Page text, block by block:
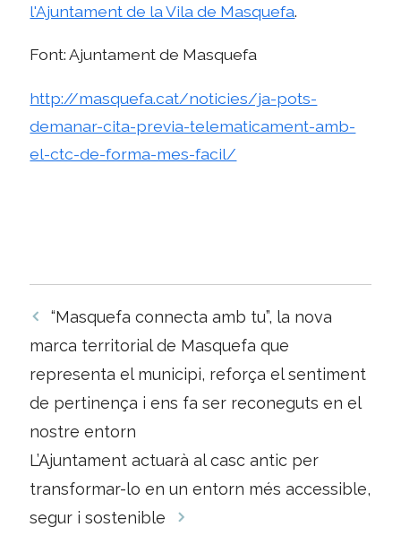
l'Ajuntament de la Vila de Masquefa.
Font: Ajuntament de Masquefa
http://masquefa.cat/noticies/ja-pots-
demanar-cita-previa-telematicament-amb-
el-ctc-de-forma-mes-facil/
Navegació
per
entrades
“Masquefa connecta amb tu”, la nova
marca territorial de Masquefa que
representa el municipi, reforça el sentiment
de pertinença i ens fa ser reconeguts en el
nostre entorn
L’Ajuntament actuarà al casc antic per
transformar-lo en un entorn més accessible,
segur i sostenible